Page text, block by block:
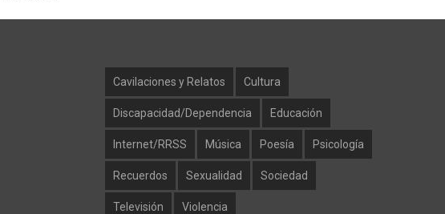
Cavilaciones y Relatos Cultura
Discapacidad/Dependencia Educación
Internet/RRSS Música Poesía Psicología
Recuerdos Sexualidad Sociedad
Televisión Violencia